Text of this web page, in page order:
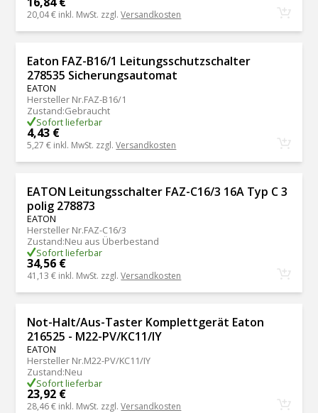
20,04 € inkl. MwSt. zzgl.Versandkosten
Eaton FAZ-B16/1 Leitungsschutzschalter
278535 Sicherungsautomat
EATON
Hersteller Nr.FAZ-B16/1
Zustand:Gebraucht
Sofort lieferbar
4,43 €
5,27 € inkl. MwSt. zzgl.Versandkosten
EATON Leitungsschalter FAZ-C16/3 16A Typ C 3
polig 278873
EATON
Hersteller Nr.FAZ-C16/3
Zustand:Neu aus Überbestand
Sofort lieferbar
34,56 €
41,13 € inkl. MwSt. zzgl.Versandkosten
Not-Halt/Aus-Taster Komplettgerät Eaton
216525 - M22-PV/KC11/IY
EATON
Hersteller Nr.M22-PV/KC11/IY
Zustand:Neu
Sofort lieferbar
23,92 €
28,46 € inkl. MwSt. zzgl.Versandkosten